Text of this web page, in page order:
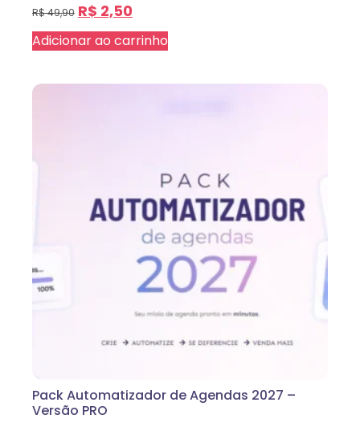
R$49,90 R$ 2,50
Adicionar ao carrinho
Pack Automatizador de Agendas 2027 –
Versão PRO